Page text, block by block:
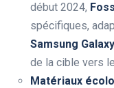
début 2024,
spécifiques,
Samsung
de la cible vers
Matériaux